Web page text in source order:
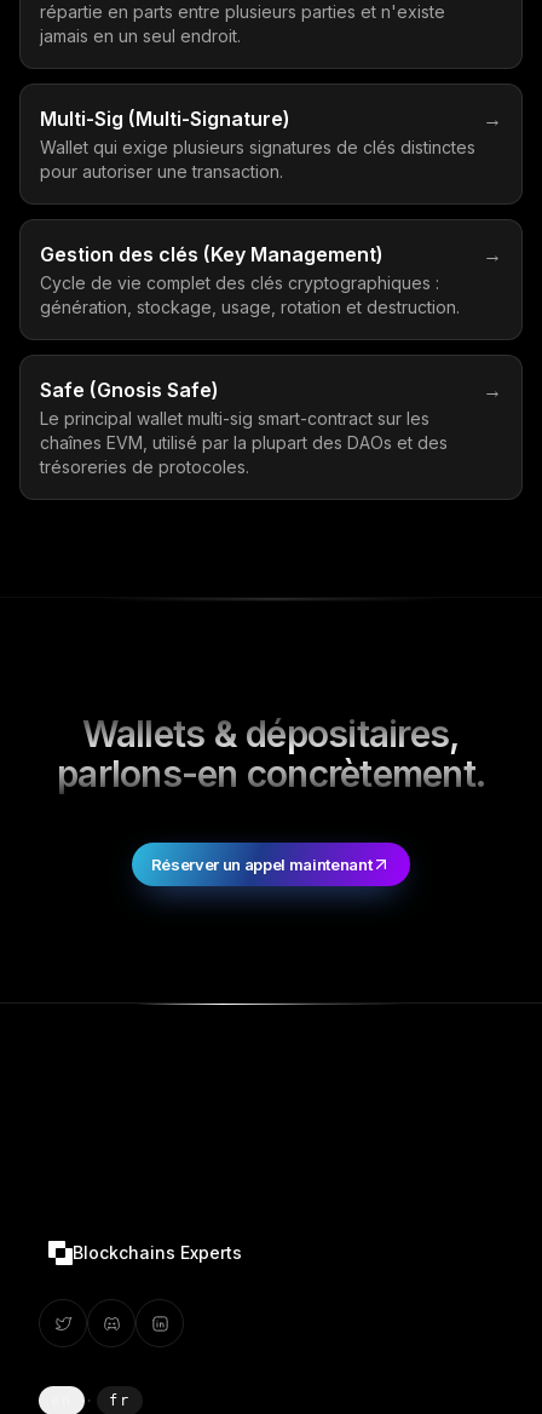
répartie en parts entre plusieurs parties et n'existe
jamais en un seul endroit.
Multi-Sig (Multi-Signature)
Wallet qui exige plusieurs signatures de clés distinctes
pour autoriser une transaction.
→
Gestion des clés (Key Management)
Cycle de vie complet des clés cryptographiques :
génération, stockage, usage, rotation et destruction.
→
Safe (Gnosis Safe)
Le principal wallet multi-sig smart-contract sur les
chaînes EVM, utilisé par la plupart des DAOs et des
trésoreries de protocoles.
→
Wallets & dépositaires,
parlons-en concrètement.
Réserver un appel maintenant
Blockchains Experts
· fr